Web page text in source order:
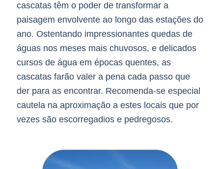
cascatas têm o poder de transformar a
paisagem envolvente ao longo das estações do
ano. Ostentando impressionantes quedas de
águas nos meses mais chuvosos, e delicados
cursos de água em épocas quentes, as
cascatas farão valer a pena cada passo que
der para as encontrar. Recomenda-se especial
cautela na aproximação a estes locais que por
vezes são escorregadios e pedregosos.